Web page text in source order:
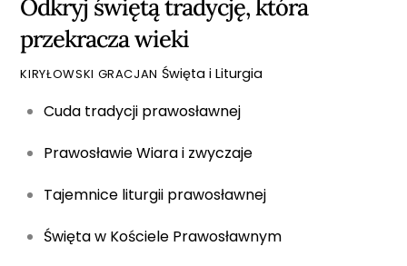
Odkryj świętą tradycję, która
przekracza wieki
KIRYŁOWSKI GRACJAN Święta i Liturgia
Cuda tradycji prawosławnej
Prawosławie Wiara i zwyczaje
Tajemnice liturgii prawosławnej
Święta w Kościele Prawosławnym